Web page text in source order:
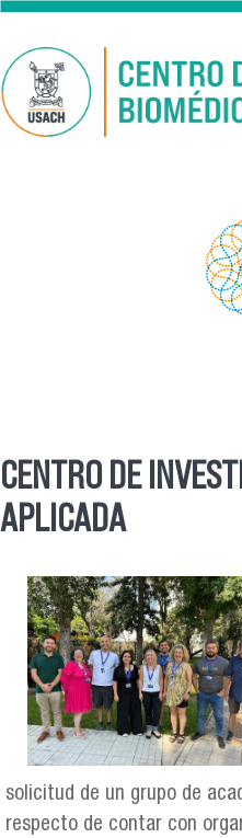
Pasar al contenido principal
Se encuentra
CENTRO DE
APLICADA
fondequip.jpg
solicitud de un grupo de
respecto de contar con